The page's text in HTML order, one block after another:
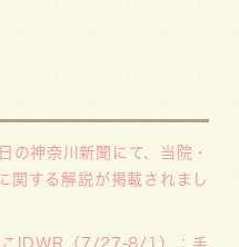
の神奈川新聞にて、当院・
関する解説が掲載されまし
こIDWR（7/27-8/1）：手